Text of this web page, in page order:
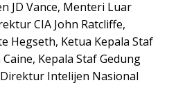
JD Vance, Menteri Luar
CIA John Ratcliffe,
Hegseth, Ketua Kepala Staf
Kepala Staf Gedung
Intelijen Nasional